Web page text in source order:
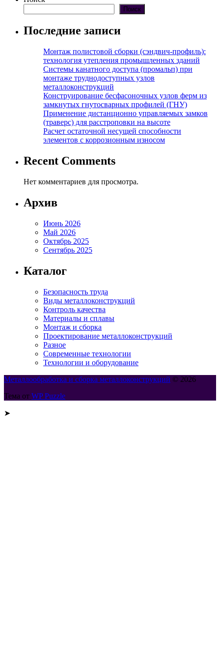
Поиск
Последние записи
Монтаж полистовой сборки (сэндвич-профиль):
технология утепления промышленных зданий
Системы канатного доступа (промальп) при
монтаже труднодоступных узлов
металлоконструкций
Конструирование бесфасоночных узлов ферм из
замкнутых гнутосварных профилей (ГНУ)
Применение дистанционно управляемых замков
(траверс) для расстроповки на высоте
Расчет остаточной несущей способности
элементов с коррозионным износом
Recent Comments
Нет комментариев для просмотра.
Архив
Июнь 2026
Май 2026
Октябрь 2025
Сентябрь 2025
Каталог
Безопасность труда
Виды металлоконструкций
Контроль качества
Материалы и сплавы
Монтаж и сборка
Проектирование металлоконструкций
Разное
Современные технологии
Технологии и оборудование
Металлообработка и сборка металлоконструкций © 2026
Тема от WP Puzzle
➤